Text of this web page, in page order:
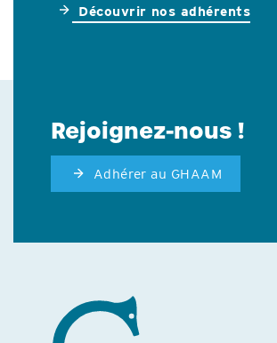
Découvrir nos adhérents
Rejoignez-nous !
Adhérer au GHAAM